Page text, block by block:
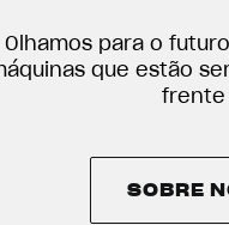
Olhamos para o
que estão
frente
SOBRE